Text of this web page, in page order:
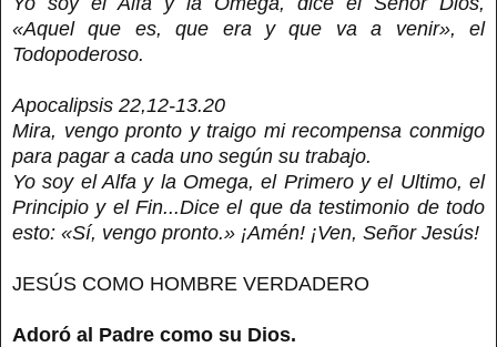
«Aquel que es, que era y que va a venir», el
Todopoderoso.
Apocalipsis 22,12-13.20
Mira, vengo pronto y traigo mi recompensa conmigo
para pagar a cada uno según su trabajo.
Yo soy el Alfa y la Omega, el Primero y el Ultimo, el
Principio y el Fin...Dice el que da testimonio de todo
esto: «Sí, vengo pronto.» ¡Amén! ¡Ven, Señor Jesús!
JESÚS COMO HOMBRE VERDADERO
Adoró al Padre como su Dios.